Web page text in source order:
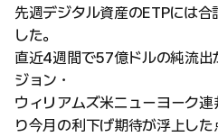
先週デジタル資産のETPには
した。
直近4週間で57億ドルの純流出
ジョン・
ウィリアムズ米ニューヨーク
り今月の利下げ期待が浮上し